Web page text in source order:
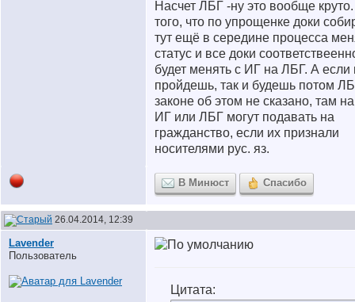
Насчет ЛБГ -ну это вообще
того, что по упрощенке доки
тут ещё в середине процесса
статус и все доки
будет менять с ИГ на ЛБГ. А если
пройдешь, так и будешь потом
законе об этом не сказано, там
ИГ или ЛБГ могут подавать на
гражданство, если их признали
носителями рус. яз.
В Минюст Спасибо
26.04.2014, 12:39
Lavender
Пользователь
Цитата: